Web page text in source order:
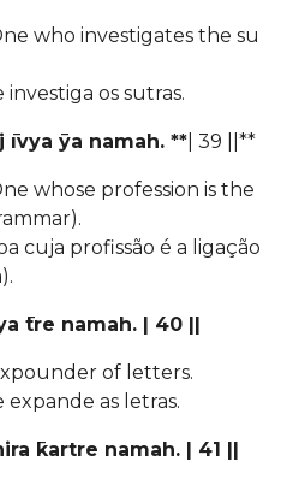
who investigates the su
os sutras.
̄ya namah. ** | 39 ||**
whose profession is the
cuja profissão é a ligação
̄tre namah. | 40 ||
of letters.
as letras.
̄kartre namah. | 41 ||